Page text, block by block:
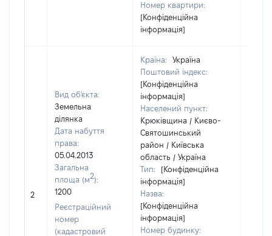
Номер квартири:
[Конфіденційна
інформація]
2
Вид об'єкта:
Земельна
ділянка
Дата набуття
права:
05.04.2013
Загальна
площа (м2):
1200
Реєстраційний
номер
(кадастровий
Країна:
Україна
Поштовий індекс:
[Конфіденційна
інформація]
Населений пункт:
Крюківщина / Києво-
Святошинський
район / Київська
область / Україна
Тип:
[Конфіденційна
інформація]
Назва:
[Конфіденційна
інформація]
Номер будинку: